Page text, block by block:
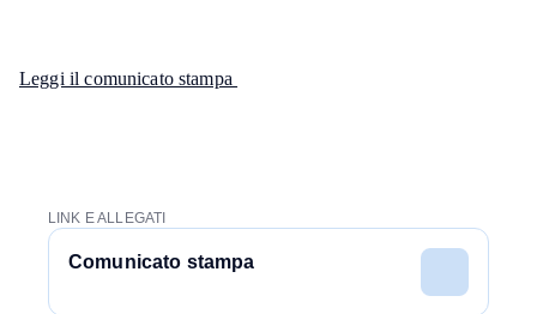
Leggi il comunicato stampa
LINK E ALLEGATI
Comunicato stampa